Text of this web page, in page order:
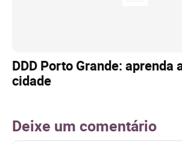
DDD Porto Grande: aprenda
cidade
Deixe um comentário